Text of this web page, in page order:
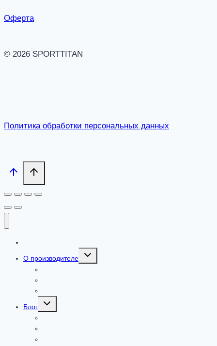
Оферта
© 2026 SPORTTITAN
Политика обработки персональных данных
О производителе
Toggle
child
Блог
Toggle
child